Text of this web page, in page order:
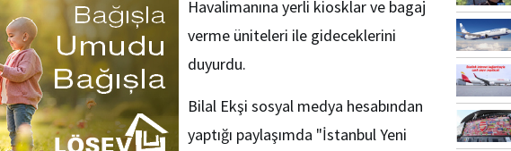
Havalimanına yerli kiosklar ve bagaj
verme üniteleri ile gideceklerini
duyurdu.
Bilal Ekşi sosyal medya hesabından
yaptığı paylaşımda "İstanbul Yeni